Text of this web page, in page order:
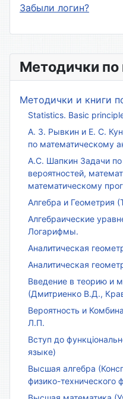
Методички по
Методички и книги
Statistics. Basic
А. З. Рывкин и Е. С.
по математическому
А.С. Шапкин Задачи
вероятностей,
математическому
Алгебра и Геометрия
Алгебраические
Логарифмы.
Аналитическая
Аналитическая
Введение в теорию и
(Дмитриенко В.Д.,
Вероятность и
Л.П.
Вступ до
языке)
Высшая алгебра
физико-технического
Забыли логин?